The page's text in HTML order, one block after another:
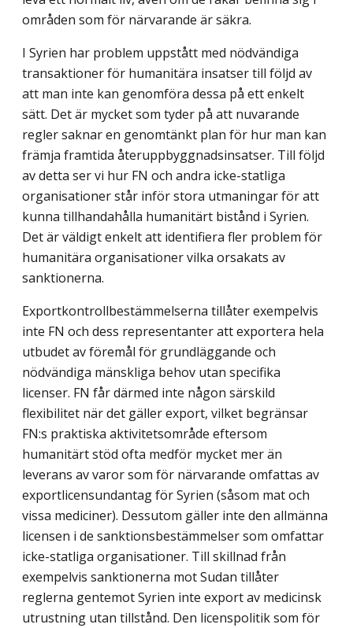
områden som för närvarande är säkra.
I Syrien har problem uppstått med nödvändiga
transaktioner för humanitära insatser till följd av
att man inte kan genomföra dessa på ett enkelt
sätt. Det är mycket som tyder på att nuvarande
regler saknar en genomtänkt plan för hur man kan
främja framtida återuppbyggnadsinsatser. Till följd
av detta ser vi hur FN och andra icke-statliga
organi­sationer står inför stora utmaningar för att
kunna tillhandahålla humanitärt bistånd i Syrien.
Det är väldigt enkelt att identifiera fler problem för
humanitära organisationer vilka orsakats av
sanktionerna.
Exportkontrollbestämmelserna tillåter exempelvis
inte FN och dess representanter att exportera hela
utbudet av föremål för grundläggande och
nödvändiga mänskliga behov utan specifika
licenser. FN får därmed inte någon särskild
flexibilitet när det gäller export, vilket begränsar
FN:s praktiska aktivitetsområde eftersom
humanitärt stöd ofta medför mycket mer än
leverans av varor som för närvarande omfattas av
export­licensundantag för Syrien (såsom mat och
vissa mediciner). Dessutom gäller inte den allmänna
licensen i de sanktionsbestämmelser som omfattar
icke-statliga organisationer. Till skillnad från
exempelvis sanktionerna mot Sudan tillåter
reglerna gentemot Syrien inte export av medicinsk
utrustning utan tillstånd. Den licenspolitik som för